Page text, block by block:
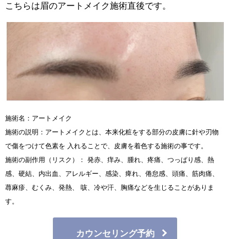
こちらは眉のアートメイク施術直後です。
施術名：アートメイク
施術の説明：アートメイクとは、本来化粧をする部分の皮膚に針や刃物
で傷をつけて色素を 入れることで、皮膚を着色する施術の事です。
施術の副作用（リスク）： 発赤、痒み、腫れ、疼痛、つっぱり感、熱
感、硬結、内出血、アレルギー、感染、痺れ、倦怠感、頭痛、筋肉痛、
蕁麻疹、むくみ、発熱、 咳、冷や汗、胸痛などを生じることがありま
す。
カウンセリング予約